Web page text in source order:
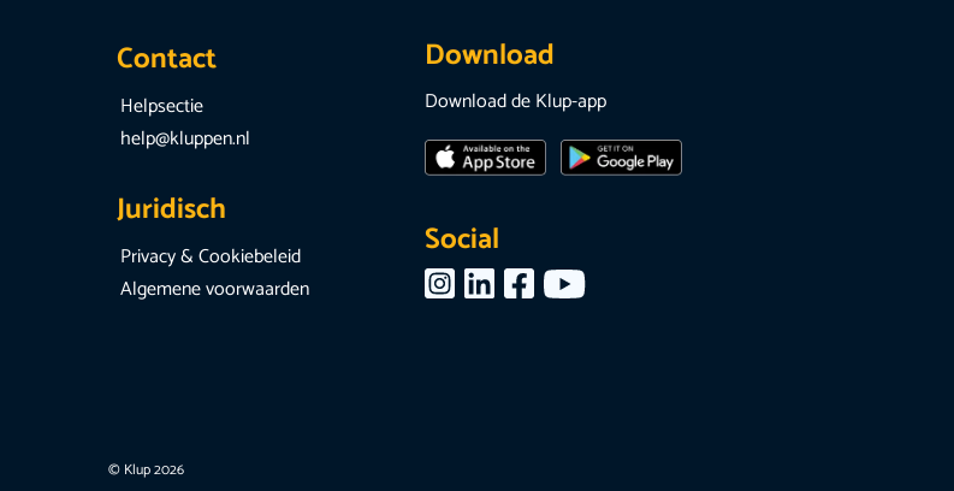
Contact
Helpsectie
help@kluppen.nl
Juridisch
Privacy & Cookiebeleid
Algemene voorwaarden
Download
Download de Klup-app
Social
© Klup 2026